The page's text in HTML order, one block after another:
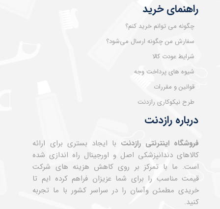
درباره رازدنت
فروشگاه اینترنتی رازدنت با ایجاد بستری برای ارائه
کالاهای دندانپزشکی اصل و اورجینال راه اندازی شده
است. ما با تمرکز بر روی کاهش هزینه های شرکت
قیمت مناسب را برای شما عزیزان فراهم کرده ایم تا
خریدی مطمئن وآسان را در سراسر کشور با ما تجربه
کنید.
راهنمای خرید
چگونه می توانم خرید کنم؟
سفارش من چگونه ارسال می‌شود؟
شرایط عودت کالا
شیوه های پرداخت وجه
قوانین و مقررات
طرح نیکوکاری رازدنت